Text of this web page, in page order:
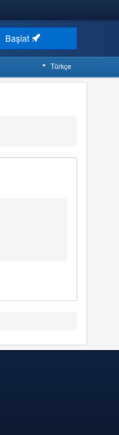
Başlat
Türkçe